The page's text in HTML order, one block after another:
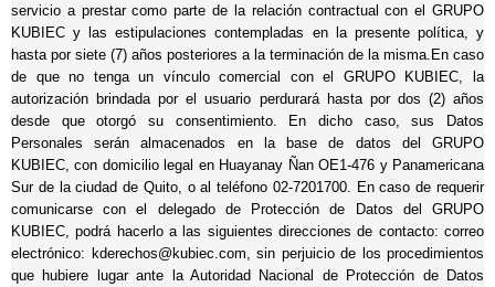
servicio a prestar como parte de la relación contractual con el GRUPO
KUBIEC y las estipulaciones contempladas en la presente política, y
hasta por siete (7) años posteriores a la terminación de la misma. En caso
de que no tenga un vínculo comercial con el GRUPO KUBIEC, la
autorización brindada por el usuario perdurará hasta por dos (2) años
desde que otorgó su consentimiento. En dicho caso, sus Datos
Personales serán almacenados en la base de datos del GRUPO
KUBIEC, con domicilio legal en Huayanay Ñan OE1-476 y Panamericana
Sur de la ciudad de Quito, o al teléfono 02-7201700. En caso de requerir
comunicarse con el delegado de Protección de Datos del GRUPO
KUBIEC, podrá hacerlo a las siguientes direcciones de contacto: correo
electrónico: kderechos@kubiec.com , sin perjuicio de los procedimientos
que hubiere lugar ante la Autoridad Nacional de Protección de Datos